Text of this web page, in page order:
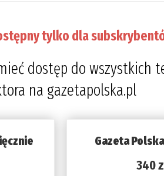
tylko dla
dostęp do wszystkich
na gazetapolska.pl
Gazeta
340